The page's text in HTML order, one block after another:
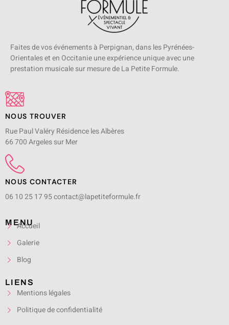
Faites de vos événements à Perpignan, dans les Pyrénées-
Orientales et en Occitanie une expérience unique avec une
prestation musicale sur mesure de La Petite Formule.
NOUS TROUVER
Rue Paul Valéry Résidence les Albères
66 700 Argeles sur Mer
NOUS CONTACTER
06 10 25 17 95contact@lapetiteformule.fr
MENU
Accueil
Galerie
Blog
LIENS
Mentions légales
Politique de confidentialité